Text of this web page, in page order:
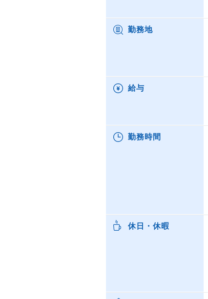
勤務地
給与
勤務時間
休日・休暇